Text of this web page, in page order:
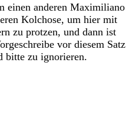
einen anderen Maximiliano
Kolchose, um hier mit
zu protzen, und dann ist
vor diesem Satz
bitte zu ignorieren.